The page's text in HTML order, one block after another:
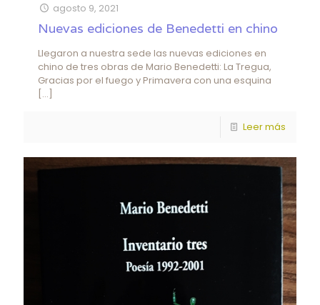
agosto 9, 2021
Nuevas ediciones de Benedetti en chino
Llegaron a nuestra sede las nuevas ediciones en
chino de tres obras de Mario Benedetti: La Tregua,
Gracias por el fuego y Primavera con una esquina
[…]
Leer más